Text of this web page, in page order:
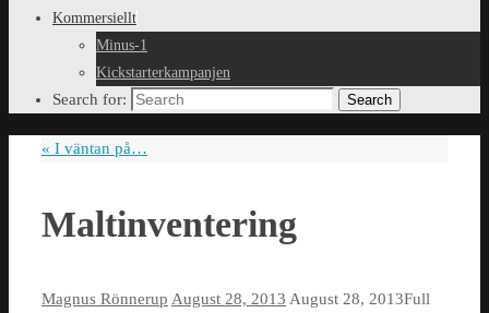
Kommersiellt
Minus-1
Kickstarterkampanjen
Search for: Search
« I väntan på…
Maltinventering
Magnus Rönnerup August 28, 2013 August 28, 2013Full